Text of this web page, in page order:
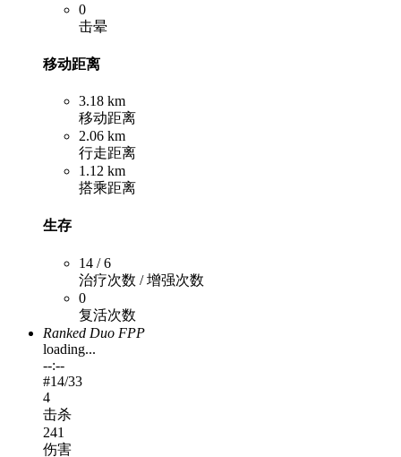
0
击晕
移动距离
3.18 km
移动距离
2.06 km
行走距离
1.12 km
搭乘距离
生存
14 / 6
治疗次数 / 增强次数
0
复活次数
Ranked Duo FPP
loading...
--:--
#14/33
4
击杀
241
伤害